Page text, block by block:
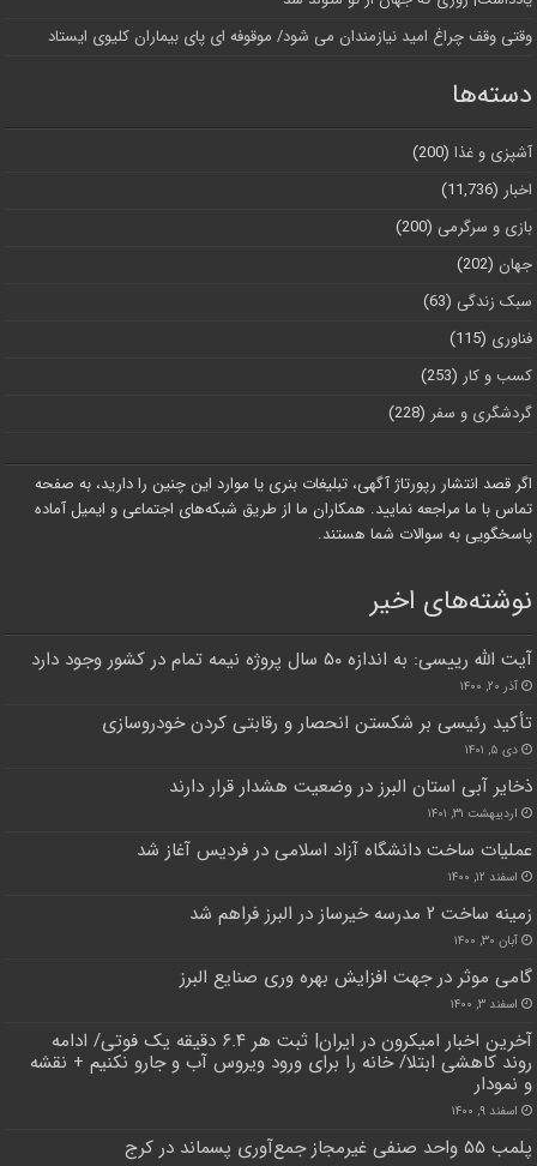
وقتی وقف چراغ امید نیازمندان می شود/ موقوفه ای پای بیماران کلیوی ایستاد
دسته‌ها
آشپزی و غذا (200)
اخبار (11,736)
بازی و سرگرمی (200)
جهان (202)
سبک زندگی (63)
فناوری (115)
کسب و کار (253)
گردشگری و سفر (228)
اگر قصد انتشار رپورتاژ آگهی، تبلیغات بنری یا موارد این چنین را دارید، به صفحه
تماس با ما مراجعه نمایید. همکاران ما از طریق شبکه‌های اجتماعی و ایمیل آماده
پاسخگویی به سوالات شما هستند.
نوشته‌های اخیر
آیت الله رییسی: به اندازه ۵۰ سال پروژه نیمه تمام در کشور وجود دارد
آذر ۲۰, ۱۴۰۰
تأکید رئیسی بر شکستن انحصار و رقابتی کردن خودروسازی
دی ۵, ۱۴۰۱
ذخایر آبی استان البرز در وضعیت هشدار قرار دارند
اردیبهشت ۳۱, ۱۴۰۱
عملیات ساخت دانشگاه آزاد اسلامی در فردیس آغاز شد
اسفند ۱۲, ۱۴۰۰
زمینه ساخت ۲ مدرسه خیرساز در البرز فراهم شد
آبان ۳۰, ۱۴۰۰
گامی موثر در جهت افزایش بهره وری صنایع البرز
اسفند ۳, ۱۴۰۰
آخرین اخبار امیکرون در ایران| ثبت هر ۶.۴ دقیقه یک فوتی/ ادامه
روند کاهشی ابتلا‌/ خانه را برای ورود ویروس آب و جارو نکنیم + نقشه
و نمودار
اسفند ۹, ۱۴۰۰
پلمب ۵۵ واحد صنفی غیرمجاز جمع‌آوری پسماند در کرج